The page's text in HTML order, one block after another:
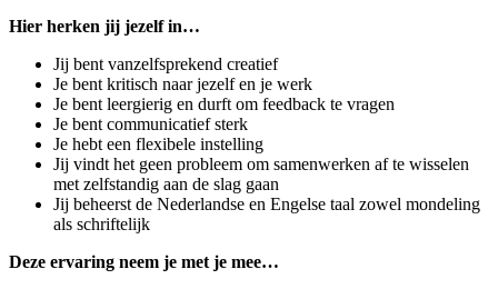
Hier herken jij jezelf in…
Jij bent vanzelfsprekend creatief
Je bent kritisch naar jezelf en je werk
Je bent leergierig en durft om feedback te vragen
Je bent communicatief sterk
Je hebt een flexibele instelling
Jij vindt het geen probleem om samenwerken af te wisselen
met zelfstandig aan de slag gaan
Jij beheerst de Nederlandse en Engelse taal zowel mondeling
als schriftelijk
Deze ervaring neem je met je mee…